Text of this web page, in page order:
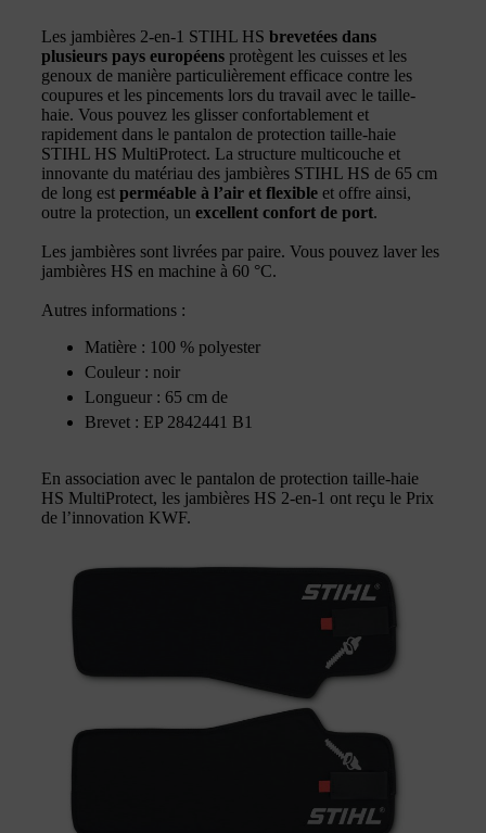
Les jambières 2-en-1 STIHL HS brevetées dans
plusieurs pays européens protègent les cuisses et les
genoux de manière particulièrement efficace contre les
coupures et les pincements lors du travail avec le taille-
haie. Vous pouvez les glisser confortablement et
rapidement dans le pantalon de protection taille-haie
STIHL HS MultiProtect. La structure multicouche et
innovante du matériau des jambières STIHL HS de 65 cm
de long est perméable à l’air et flexible et offre ainsi,
outre la protection, un excellent confort de port.
Les jambières sont livrées par paire. Vous pouvez laver les
jambières HS en machine à 60 °C.
Autres informations :
Matière : 100 % polyester
Couleur : noir
Longueur : 65 cm de
Brevet : EP 2842441 B1
En association avec le pantalon de protection taille-haie
HS MultiProtect, les jambières HS 2-en-1 ont reçu le Prix
de l’innovation KWF.